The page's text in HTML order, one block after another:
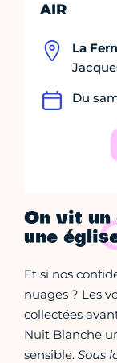
AIR
La
Du
On vit un
une
Et si nos
nuages ? Les
collectées
Nuit Blanche
sensible. Sous